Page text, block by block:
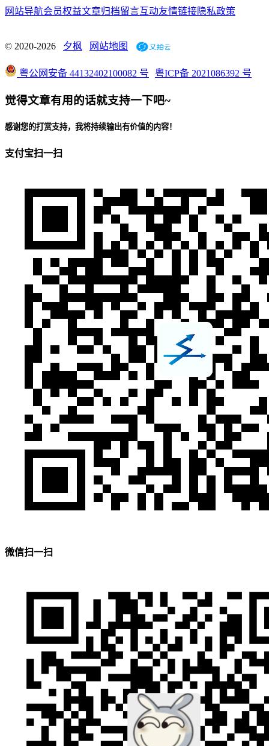
网站导航会员权益文章归档留言互动友情链接隐私政策
© 2020-2026 夕枫 网站地图
粤公网安备 44132402100082 号 粤ICP备 2021086392 号
觉得文章有用的话就支持一下吧~
感谢您的打赏支持，我将持续输出有价值的内容！
支付宝扫一扫
微信扫一扫